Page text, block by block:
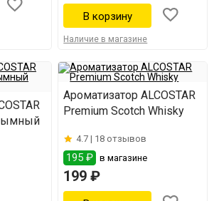
Наличие в магазине
Ароматизатор ALCOSTAR
Premium Scotch Whisky
4.7 | 18 отзывов
195 ₽ в магазине
199 ₽